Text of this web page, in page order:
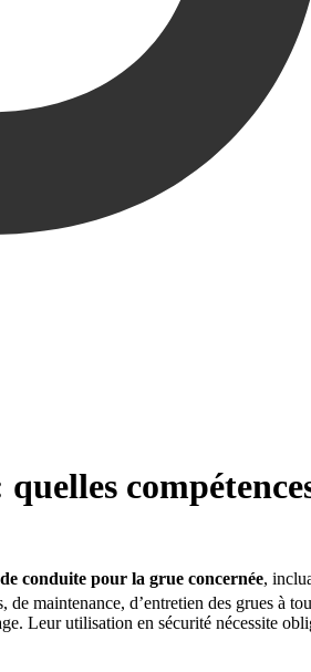
quelles
conduite pour la grue concernée,
de maintenance, d’entretien des grues à
Leur utilisation en sécurité nécessite